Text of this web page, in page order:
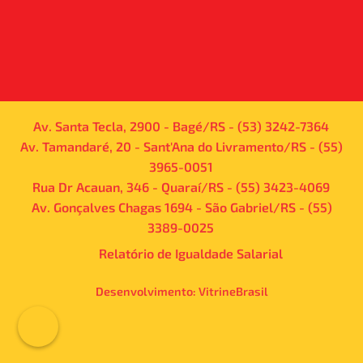
Av. Santa Tecla, 2900 - Bagé/RS - (53) 3242-7364
Av. Tamandaré, 20 - Sant'Ana do Livramento/RS - (55)
3965-0051
Rua Dr Acauan, 346 - Quaraí/RS - (55) 3423-4069
Av. Gonçalves Chagas 1694 - São Gabriel/RS - (55)
3389-0025
Relatório de Igualdade Salarial
Desenvolvimento: VitrineBrasil